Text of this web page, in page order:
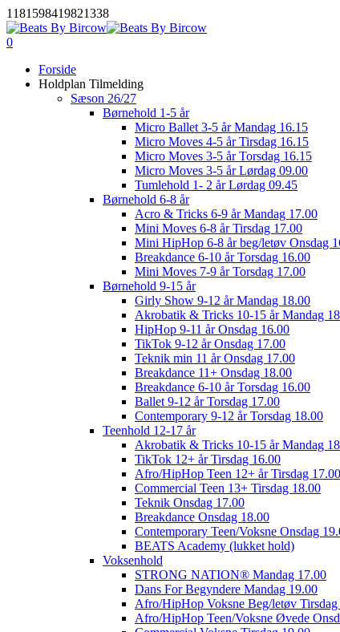
1181598419821338Skip
to
0
Forside
Holdplan Tilmelding
Sæson 26/27
Børnehold 1-5 år
Micro Ballet 3-5 år Mandag 16.15
Micro Moves 4-5 år Tirsdag 16.15
Micro Moves 3-5 år Torsdag 16.15
Micro Moves 3-5 år Lørdag 09.00
Tumlehold 1- 2 år Lørdag 09.45
Børnehold 6-8 år
Acro & Tricks 6-9 år Mandag 17.00
Mini Moves 6-8 år Tirsdag 17.00
Mini HipHop 6-8 år beg/letøv Onsdag
Breakdance 6-10 år Torsdag 16.00
Mini Moves 7-9 år Torsdag 17.00
Børnehold 9-15 år
Girly Show 9-12 år Mandag 18.00
Akrobatik & Tricks 10-15 år Mandag
HipHop 9-11 år Onsdag 16.00
TikTok 9-12 år Onsdag 17.00
Teknik min 11 år Onsdag 17.00
Breakdance 11+ Onsdag 18.00
Breakdance 6-10 år Torsdag 16.00
Ballet 9-12 år Torsdag 17.00
Contemporary 9-12 år Torsdag 18.00
Teenhold 12-17 år
Akrobatik & Tricks 10-15 år Mandag
TikTok 12+ år Tirsdag 16.00
Afro/HipHop Teen 12+ år Tirsdag 17.00
Commercial Teen 13+ Tirsdag 18.00
Teknik Onsdag 17.00
Breakdance Onsdag 18.00
Contemporary Teen/Voksne Onsdag
BEATS Academy (lukket hold)
Voksenhold
STRONG NATION® Mandag 17.00
Dans For Begyndere Mandag 19.00
Afro/HipHop Voksne Beg/letøv Tirsdag
Afro/HipHop Teen/Voksne Øvede